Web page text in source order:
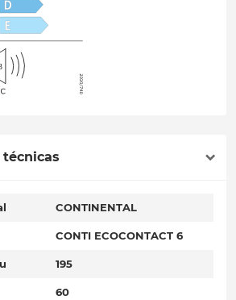
CONTINENTAL
CONTI ECOCONTACT 6
195
60